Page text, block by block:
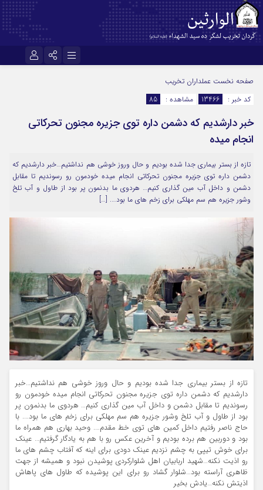
اینستاگرام
سروش
آپارات
اپلیکیشن رمز عبور
مرا به خاطر بسپار
صفحه نخست عملداران تخریب
کد خبر :
13466 مشاهده : 85
خبر دارشدیم که دشمن داره توی جزیره مجنون تحرکاتی
انجام میده
تازه از بستر بیماری جدا شده بودیم و حال وروز خوشی هم نداشتیم…خبر دارشدیم که
دشمن داره توی جزیره مجنون تحرکاتی انجام میده خودمون رو رسوندیم تا مقابل
دشمن و داخل آب مین گذاری کنیم… هردوی ما بدنمون پر بود از طاول و آب تلخ
وشور جزیره هم سم مهلکی برای زخم های ما بود…. […]
تازه از بستر بیماری جدا شده بودیم و حال وروز خوشی هم نداشتیم…خبر
دارشدیم که دشمن داره توی جزیره مجنون تحرکاتی انجام میده خودمون رو
رسوندیم تا مقابل دشمن و داخل آب مین گذاری کنیم… هردوی ما بدنمون پر
بود از طاول و آب تلخ وشور جزیره هم سم مهلکی برای زخم های ما بود…. با
حاج ناصر رفتیم داخل کمین های توی خط مقدم…. وحید بهاری هم همراه ما
بود و دوربین هم برده بودیم و آخرین عکس رو با هم به یادگار گرفتیم… عینک
برای خوش تیپی به چشم نزدیم عینک دودی برای اینه که آفتاب چشم های ما
رو اذیت نکنه…شهید اربابیان اهل شلوارکردی پوشیدن نبود و همیشه از جهت
ظاهری آراسته بود…شلوار گشاد رو برای این پوشیده که طاول های پاهاش
اذیتش نکنه…یادش بخیر